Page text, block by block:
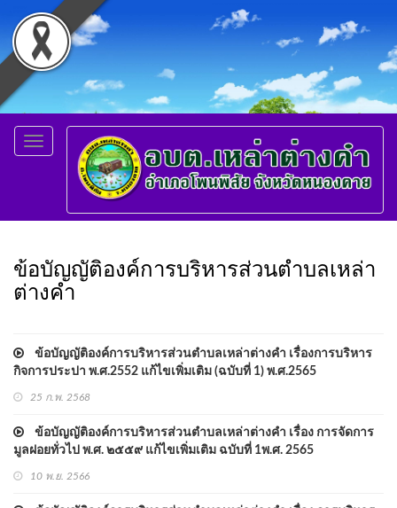
Toggle
navigation
ข้อบัญญัติองค์การบริหารส่วนตำบลเหล่า
ต่างคำ
ข้อบัญญัติองค์การบริหารส่วนตำบลเหล่าต่างคำ เรื่องการบริหาร
กิจการประปา พ.ศ.2552 แก้ไขเพิ่มเติม (ฉบับที่ 1) พ.ศ.2565
25 ก.พ. 2568
ข้อบัญญัติองค์การบริหารส่วนตำบลเหล่าต่างคำ เรื่อง การจัดการ
มูลฝอยทั่วไป พ.ศ. ๒๕๕๙ แก้ไขเพิ่มเติม ฉบับที่ 1พ.ศ. 2565
10 พ.ย. 2566